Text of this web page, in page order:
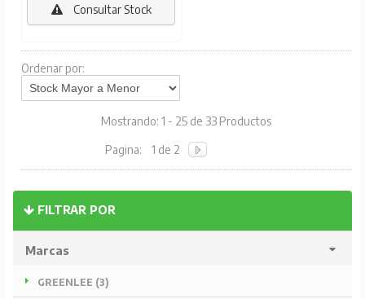
FILTRAR POR
Marcas
GREENLEE (3)
Consultar Stock
Ordenar por:
Mostrando: 1 - 25 de 33 Productos
Pagina: 1 de 2